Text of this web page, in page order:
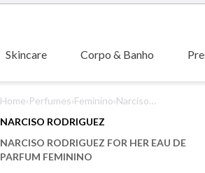
Skincare Corpo & Banho
Home›Perfumes›Feminino›Narciso
Feminino
NARCISO RODRIGUEZ
NARCISO RODRIGUEZ FOR HER EAU DE
PARFUM FEMININO